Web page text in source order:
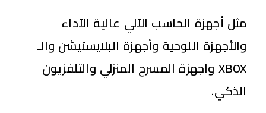
مثل أجهزة الحاسب الآلي عالية الآداء
والأجهزة اللوحية وأجهزة البلايستيشن والـ
XBOX واجهزة المسرح المنزلي والتلفزيون
الذكي.